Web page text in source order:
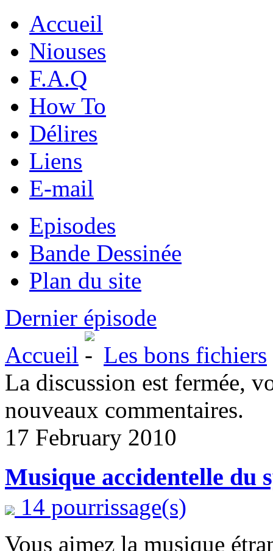
Accueil
Niouses
F.A.Q
How To
Délires
Liens
E-mail
Episodes
Bande Dessinée
Plan du site
Dernier épisode
Accueil
Les bons fichiers
La discussion est fermée,
nouveaux commentaires.
17 February 2010
Musique accidentelle du
14 pourrissage(s)
Vous aimez la musique